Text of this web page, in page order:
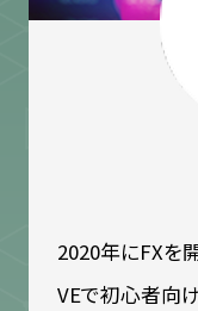
2020年にFXを
VEで初心者向